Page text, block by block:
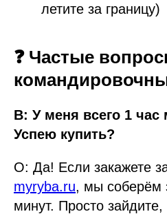
летите за границу)
❓ Частые
В: У меня всего 1 час
Успею купить?
О: Да! Если закажете
myryba.ru, мы соберём
минут. Просто